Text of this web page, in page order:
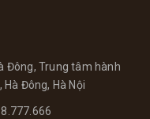
Đông, Trung tâm hành
Đông, Hà Nội